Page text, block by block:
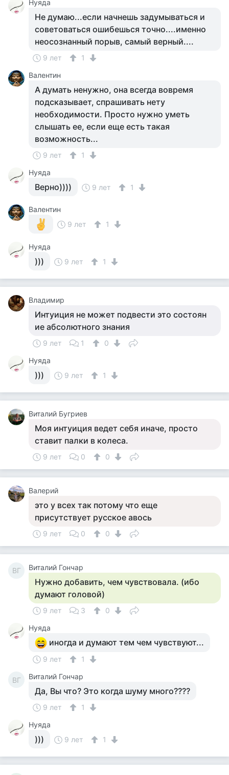
Нуяда
Не думаю...если начнешь задумываться и
советоваться ошибешься точно....именно
неосознанный порыв, самый верный....
9 лет
1
Валентин
А думать ненужно, она всегда вовремя
подсказывает, спрашивать нету
необходимости. Просто нужно уметь
слышать ее, если еще есть такая
возможность...
9 лет
1
Нуяда
Верно)))) 9 лет 1
Валентин
9 лет
1
Нуяда
))) 9 лет 1
Владимир
Интуиция не может подвести это состоян
ие абсолютного знания
9 лет 1
0
Нуяда
))) 9 лет 1
Виталий Бугриев
Моя интуиция ведет себя иначе, просто
ставит палки в колеса.
9 лет 0 0
Валерий
это у всех так потому что еще
присутствует русское авось
9 лет 0 0
ВГ Виталий Гончар
Нужно добавить, чем чувствовала. (ибо
думают головой)
9 лет 3
0
Нуяда
иногда и думают тем чем чувствуют...
9 лет 1
ВГ Виталий Гончар
Да, Вы что? Это когда шуму много????
9 лет
1
Нуяда
))) 9 лет 1